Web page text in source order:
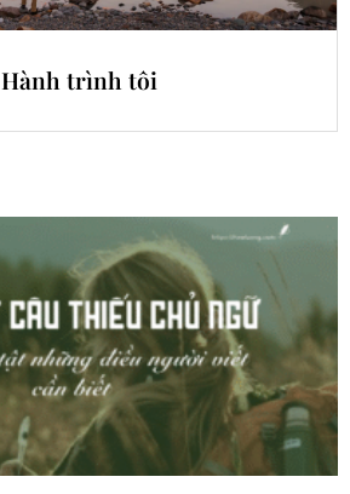
Hành trình tôi